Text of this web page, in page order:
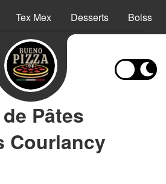
Tex Mex Desserts
Pâtes
Courlancy